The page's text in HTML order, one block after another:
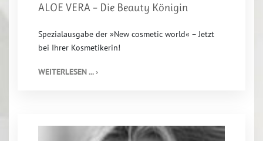
ALOE VERA – Die Beauty Königin
Spezialausgabe der »New cosmetic world« – Jetzt
bei Ihrer Kosmetikerin!
WEITERLESEN ... ›